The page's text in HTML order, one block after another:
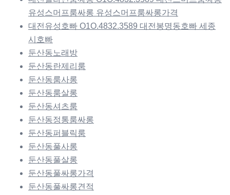
유성스머프룸싸롱 유성스머프룸싸롱가격
대전유성호빠 O1O.4832.3589 대전봉명동호빠 세종
시호빠
둔산동노래방
둔산동란제리룸
둔산동룸사롱
둔산동룸살롱
둔산동셔츠룸
둔산동정통룸싸롱
둔산동퍼블릭룸
둔산동풀사롱
둔산동풀살롱
둔산동풀싸롱가격
둔산동풀싸롱견적